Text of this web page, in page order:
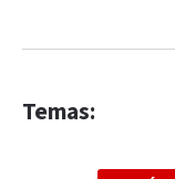
Temas: